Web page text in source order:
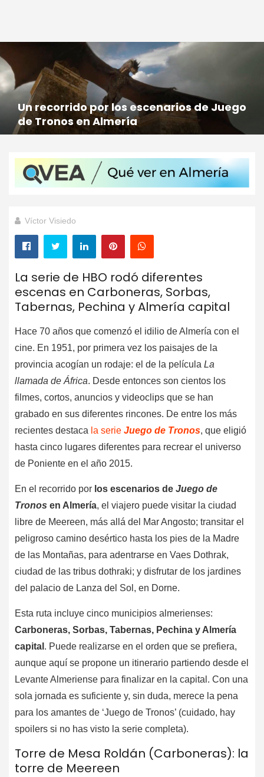
Un recorrido por los escenarios de Juego
de Tronos en Almería
Víctor Visiedo
La serie de HBO rodó diferentes
escenas en Carboneras, Sorbas,
Tabernas, Pechina y Almería capital
Hace 70 años que comenzó el idilio de Almería con el
cine. En 1951, por primera vez los paisajes de la
provincia acogían un rodaje: el de la película La
llamada de África. Desde entonces son cientos los
filmes, cortos, anuncios y videoclips que se han
grabado en sus diferentes rincones. De entre los más
recientes destaca la serie Juego de Tronos, que eligió
hasta cinco lugares diferentes para recrear el universo
de Poniente en el año 2015.
En el recorrido por los escenarios de Juego de
Tronos en Almería, el viajero puede visitar la ciudad
libre de Meereen, más allá del Mar Angosto; transitar el
peligroso camino desértico hasta los pies de la Madre
de las Montañas, para adentrarse en Vaes Dothrak,
ciudad de las tribus dothraki; y disfrutar de los jardines
del palacio de Lanza del Sol, en Dorne.
Esta ruta incluye cinco municipios almerienses:
Carboneras, Sorbas, Tabernas, Pechina y Almería
capital . Puede realizarse en el orden que se prefiera,
aunque aquí se propone un itinerario partiendo desde el
Levante Almeriense para finalizar en la capital. Con una
sola jornada es suficiente y, sin duda, merece la pena
para los amantes de ‘Juego de Tronos’ (cuidado, hay
spoilers si no has visto la serie completa).
Torre de Mesa Roldán (Carboneras): la
torre de Meereen